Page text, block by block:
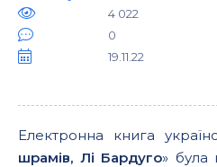
4 022
0
19.11.22
Електронна книга
шрамів, Лі Бардуго» була